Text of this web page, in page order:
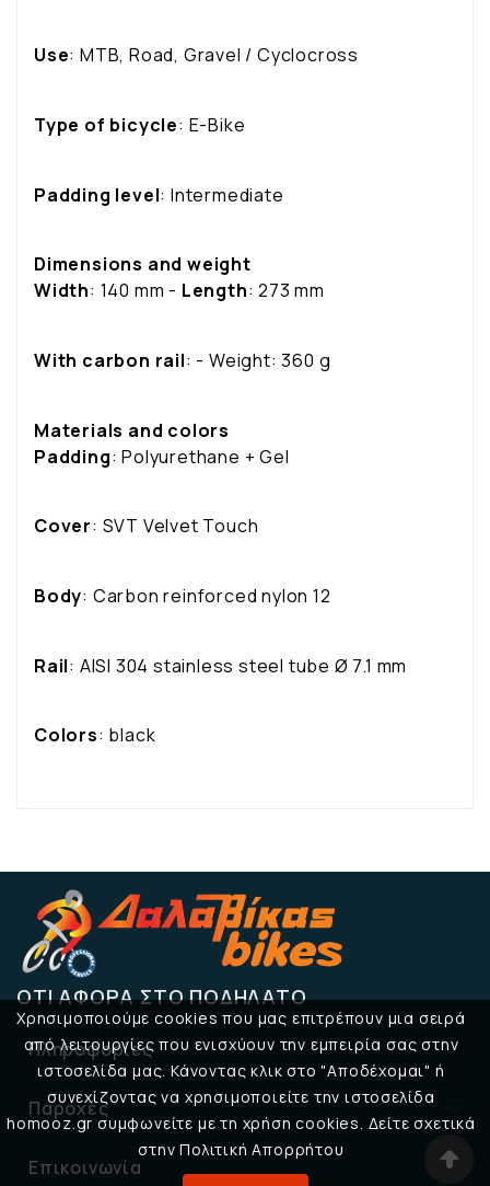
Χρησιμοποιούμε cookies που μας επιτρέπουν μια σειρά
από λειτουργίες που ενισχύουν την εμπειρία σας στην
ιστοσελίδα μας. Κάνοντας κλικ στο "Αποδέχομαι" ή
συνεχίζοντας να χρησιμοποιείτε την ιστοσελίδα
homooz.gr συμφωνείτε με τη χρήση cookies. Δείτε σχετικά
στην Πολιτική Απορρήτου
Use: MTB, Road, Gravel / Cyclocross
Type of bicycle: E-Bike
Padding level: Intermediate
Dimensions and weight
Width: 140 mm - Length: 273 mm
With carbon rail: - Weight: 360 g
Materials and colors
Padding: Polyurethane + Gel
Cover: SVT Velvet Touch
Body: Carbon reinforced nylon 12
Rail: AISI 304 stainless steel tube Ø 7.1 mm
Colors: black
ΌΤΙ ΑΦΟΡΆ ΣΤΟ ΠΟΔΉΛΑΤΟ
Πληροφορίες 
Παροχές
Επικοινωνία 